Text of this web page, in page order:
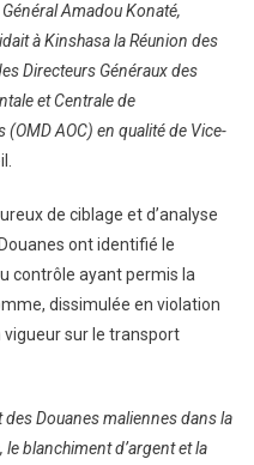
Amadou Konaté,
à Kinshasa la Réunion des
Directeurs Généraux des
et Centrale de
AOC) en qualité de Vice-
de ciblage et d’analyse
ont identifié le
contrôle ayant permis la
dissimulée en violation
sur le transport
des Douanes maliennes dans la
blanchiment d’argent et la